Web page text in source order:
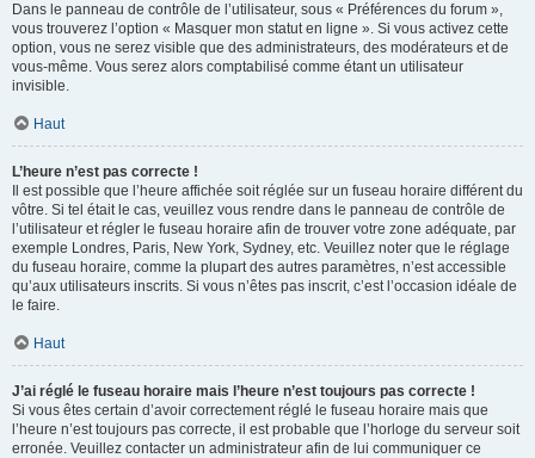
Dans le panneau de contrôle de l’utilisateur, sous « Préférences du forum »,
vous trouverez l’option « Masquer mon statut en ligne ». Si vous activez cette
option, vous ne serez visible que des administrateurs, des modérateurs et de
vous-même. Vous serez alors comptabilisé comme étant un utilisateur
invisible.
Haut
L’heure n’est pas correcte !
Il est possible que l’heure affichée soit réglée sur un fuseau horaire différent du
vôtre. Si tel était le cas, veuillez vous rendre dans le panneau de contrôle de
l’utilisateur et régler le fuseau horaire afin de trouver votre zone adéquate, par
exemple Londres, Paris, New York, Sydney, etc. Veuillez noter que le réglage
du fuseau horaire, comme la plupart des autres paramètres, n’est accessible
qu’aux utilisateurs inscrits. Si vous n’êtes pas inscrit, c’est l’occasion idéale de
le faire.
Haut
J’ai réglé le fuseau horaire mais l’heure n’est toujours pas correcte !
Si vous êtes certain d’avoir correctement réglé le fuseau horaire mais que
l’heure n’est toujours pas correcte, il est probable que l’horloge du serveur soit
erronée. Veuillez contacter un administrateur afin de lui communiquer ce